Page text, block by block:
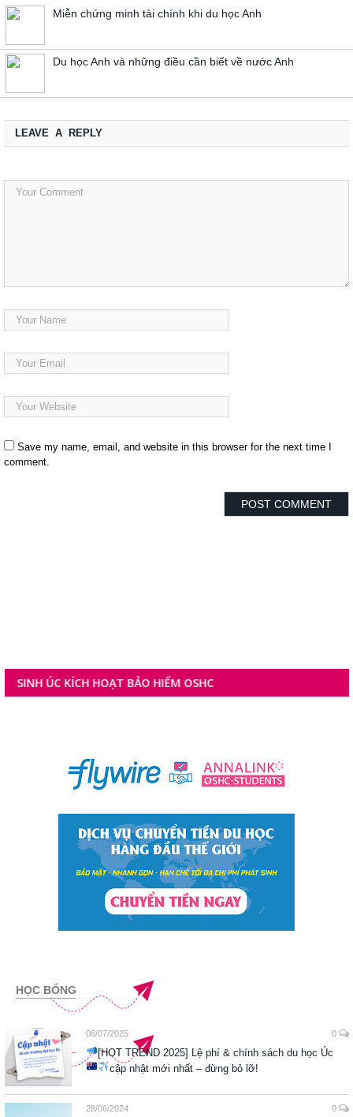
Miễn chứng minh tài chính khi du học Anh
Du học Anh và những điều cần biết về nước Anh
LEAVE A REPLY
Save my name, email, and website in this browser for the next time I
comment.
KÍCH HOẠT BẢO HIỂM OSHC
HỌC BỔNG
08/07/2025 0
[HOT TREND 2025] Lệ phí & chính sách du học Úc
cập nhật mới nhất – đừng bỏ lỡ!
28/06/2024 0